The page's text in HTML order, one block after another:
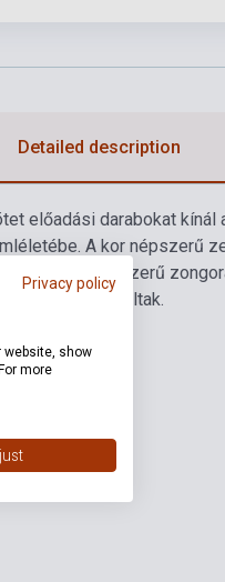
Detailed description
előadási darabokat
A kor népszerű
Nem egyszerű
voltak.
Privacy policy
website, show
more